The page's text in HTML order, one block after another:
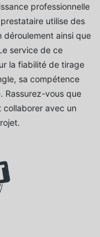
professionnelle
utilise des
ainsi que
service de ce
la fiabilité de tirage
sa compétence
Rassurez-vous que
avec un